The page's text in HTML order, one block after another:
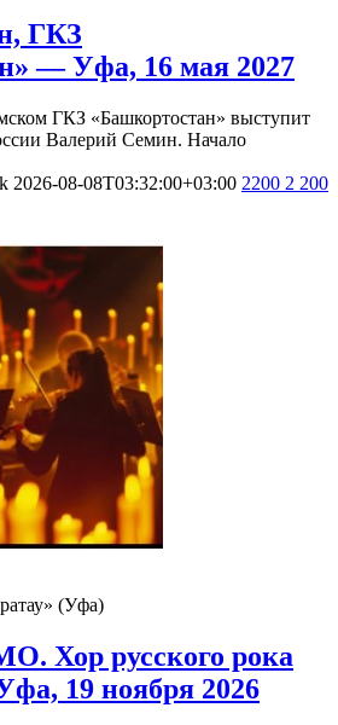
ГКЗ
— Уфа, 16 мая 2027
ГКЗ «Башкортостан» выступит
Валерий Семин. Начало
2026-08-08T03:32:00+03:00 2200 2 200
(Уфа)
Хор русского рока
19 ноября 2026